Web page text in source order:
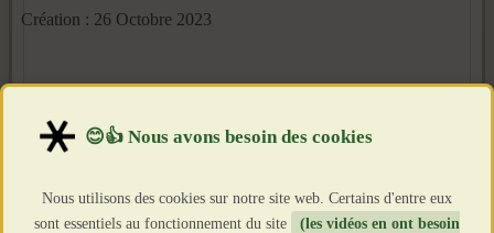
Création : 26 Octobre 2023
Nous utilisons des cookies sur notre site web. Certains d'entre eux
sont essentiels au fonctionnement du site
(les vidéos en ont besoin